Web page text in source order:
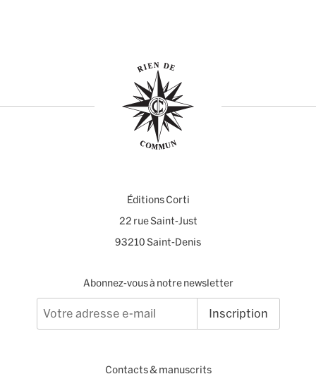
Éditions Corti
22 rue Saint-Just
93210 Saint-Denis
Abonnez-vous à notre newsletter
Inscription
Contacts&manuscrits